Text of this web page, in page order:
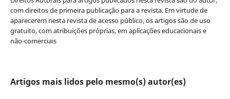
com direitos de primeira publicação para a revista. Em virtude de
aparecerem nesta revista de acesso público, os artigos são de uso
gratuito, com atribuições próprias, em aplicações educacionais e
não-comerciais
Artigos mais lidos pelo mesmo(s) autor(es)